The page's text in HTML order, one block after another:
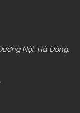
Nội, Hà Đông,